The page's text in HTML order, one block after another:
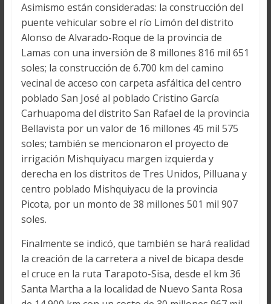
Asimismo están consideradas: la construcción del
puente vehicular sobre el río Limón del distrito
Alonso de Alvarado-Roque de la provincia de
Lamas con una inversión de 8 millones 816 mil 651
soles; la construcción de 6.700 km del camino
vecinal de acceso con carpeta asfáltica del centro
poblado San José al poblado Cristino García
Carhuapoma del distrito San Rafael de la provincia
Bellavista por un valor de 16 millones 45 mil 575
soles; también se mencionaron el proyecto de
irrigación Mishquiyacu margen izquierda y
derecha en los distritos de Tres Unidos, Pilluana y
centro poblado Mishquiyacu de la provincia
Picota, por un monto de 38 millones 501 mil 907
soles.
Finalmente se indicó, que también se hará realidad
la creación de la carretera a nivel de bicapa desde
el cruce en la ruta Tarapoto-Sisa, desde el km 36
Santa Martha a la localidad de Nuevo Santa Rosa